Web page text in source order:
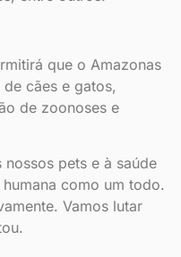
que o Amazonas
cães e gatos,
de zoonoses e
pets e à saúde
como um todo.
Vamos lutar